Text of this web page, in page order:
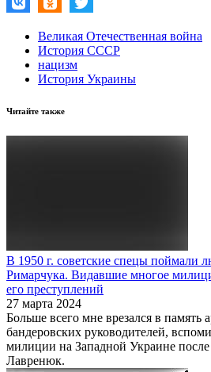
Великая Отечественная война
История СССР
нацизм
История Украины
Читайте также
В 1950 г. советские спецы поймали
Римарчука. Видавшие многое
его преступлений
27 марта 2024
Больше всего мне врезался в память
бандеровских руководителей,
милиции на Западной Украине
Лавренюк.